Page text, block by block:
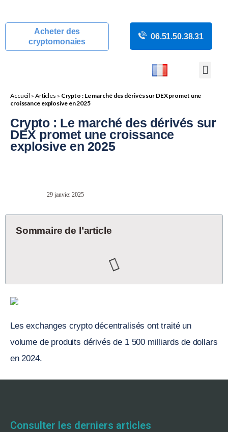
Acheter des
cryptomonaies
06.51.50.38.31
Accueil » Articles » Crypto : Le marché des dérivés sur DEX promet une
croissance explosive en 2025
Crypto : Le marché des dérivés sur
DEX promet une croissance
explosive en 2025
29 janvier 2025
Sommaire de l’article
Les exchanges crypto décentralisés ont traité un
volume de produits dérivés de 1 500 milliards de dollars
en 2024.
Consulter les derniers articles